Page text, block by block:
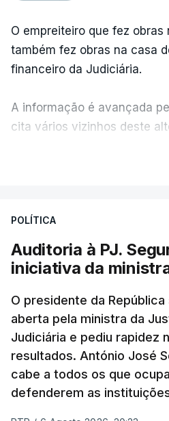
O empreiteiro que fez obras
também fez obras na casa
financeiro da Judiciária.
A informação é avançada
cita vários vizinhos deste
apreendido numa operação
POLÍTICA
Auditoria à PJ.
iniciativa da
O presidente da
aberta pela ministra da
Judiciária e pediu rapidez
resultados. António José
cabe a todos os que
defenderem as